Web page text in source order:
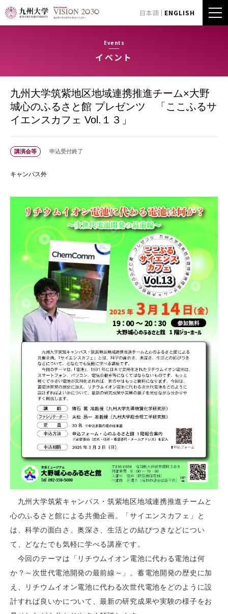
日本語 ENGLISH
Events
イベント
九州大学筑紫地区地域連携推進チーム×大野
城心のふるさと館 プレゼンツ 「ここふるサ
イエンスカフェ Vol.１３」
講演会等 申込受付終了
キャンパス外
九州大学筑紫キャンパス・筑紫地区地域連携推進チームと
心のふるさと館による共働企画。「サイエンスカフェ」と
は、科学の面白さ、奥深さ、生活との結びつきなどについ
て、どなたでも気軽に学べる講座です。
今回のテーマは「リチウムイオン電池に代わる電池は何
か？～次世代電池開発の最前線～」。蓄電池開発の歴史に加
え、リチウムイオン電池に代わる次世代電池をどのように設
計すれば良いかについて、最新の研究成果や実験の様子をお